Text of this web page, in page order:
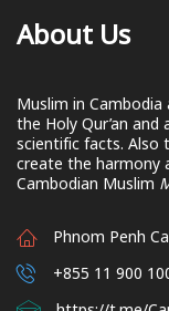
About Us
Muslim in
the Holy Qur’an
scientific facts. Also
create the harmony
Cambodian Muslim
Phnom Penh
+855 11 900